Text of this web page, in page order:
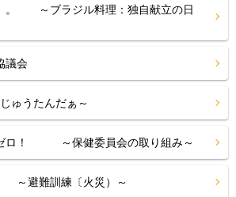
。 ～ブラジル料理：独自献立の日
議会
ゅうたんだぁ～
ロ！ ～保健委員会の取り組み～
避難訓練〔火災）～